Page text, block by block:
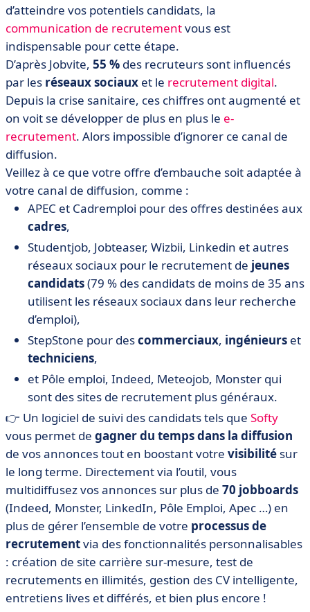
d’atteindre vos potentiels candidats, la
communication de recrutementvous est
indispensable pour cette étape.
D’après Jobvite, 55 % des recruteurs sont influencés
par les réseaux sociaux et le recrutement digital.
Depuis la crise sanitaire, ces chiffres ont augmenté et
on voit se développer de plus en plus le e-
recrutement. Alors impossible d’ignorer ce canal de
diffusion.
Veillez à ce que votre offre d’embauche soit adaptée à
votre canal de diffusion, comme :
APEC et Cadremploi pour des offres destinées aux
cadres,
Studentjob, Jobteaser, Wizbii, Linkedin et autres
réseaux sociaux pour le recrutement de jeunes
candidats(79 % des candidats de moins de 35 ans
utilisent les réseaux sociaux dans leur recherche
d’emploi),
StepStone pour descommerciaux, ingénieurs et
techniciens,
et Pôle emploi, Indeed, Meteojob, Monster qui
sont des sites de recrutement plus généraux.
👉 Un logiciel de suivi des candidats tels que Softy
vous permet de gagner du temps dans la diffusion
de vos annonces tout en boostant votre visibilité sur
le long terme. Directement via l’outil, vous
multidiffusez vos annonces sur plus de 70 jobboards
(Indeed, Monster, LinkedIn, Pôle Emploi, Apec …) en
plus de gérer l’ensemble de votre processus de
recrutementvia des fonctionnalités personnalisables
: création de site carrière sur-mesure, test de
recrutements en illimités, gestion des CV intelligente,
entretiens lives et différés, et bien plus encore !